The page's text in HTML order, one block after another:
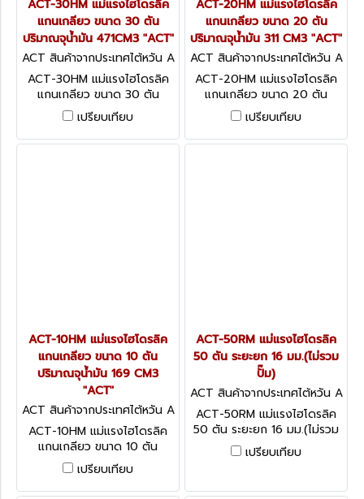
ACT-30HM แม่แรงไฮโดรลิค
แกนเกลียว ขนาด 30 ตัน
ปริมาณจุน้ำมัน 471CM3 "ACT"
ACT สินค้าจากประเทศไต้หวัน A
CT-30HM
ACT-30HM แม่แรงไฮโดรลิค
แกนเกลียว ขนาด 30 ตัน
ปริมาณจุน้ำมัน 471CM3 "ACT"
เปรียบเทียบ
ACT-20HM แม่แรงไฮโดรลิค
แกนเกลียว ขนาด 20 ตัน
ปริมาณจุน้ำมัน 311 CM3 "ACT"
ACT สินค้าจากประเทศไต้หวัน A
CT-20HM
ACT-20HM แม่แรงไฮโดรลิค
แกนเกลียว ขนาด 20 ตัน
ปริมาณจุน้ำมัน 311 CM3 "ACT"
เปรียบเทียบ
ACT-10HM แม่แรงไฮโดรลิค
แกนเกลียว ขนาด 10 ตัน
ปริมาณจุน้ำมัน 169 CM3
"ACT"
ACT สินค้าจากประเทศไต้หวัน A
CT-10HM
ACT-10HM แม่แรงไฮโดรลิค
แกนเกลียว ขนาด 10 ตัน
ปริมาณจุน้ำมัน 169 CM3
"ACT"
เปรียบเทียบ
ACT-50RM แม่แรงไฮโดรลิค
50 ตัน ระยะยก 16 มม.(ไม่รวม
ปั๊ม)
ACT สินค้าจากประเทศไต้หวัน A
CT-50RM
ACT-50RM แม่แรงไฮโดรลิค
50 ตัน ระยะยก 16 มม.(ไม่รวม
ปั๊ม)
เปรียบเทียบ